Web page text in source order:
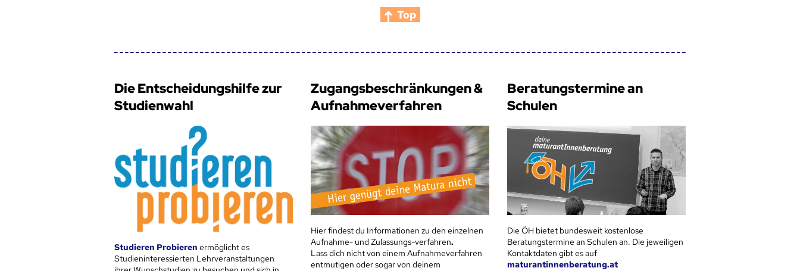
Top
Die Entscheidungshilfe zur
Studienwahl
Studieren Probieren ermöglicht es
Studieninteressierten Lehrveranstaltungen
Zugangsbeschränkungen &
Aufnahmeverfahren
Hier findest du Informationen zu den einzelnen
Aufnahme- und Zulassungs-verfahren.
Lass dich nicht von einem Aufnahmeverfahren
entmutigen oder sogar von deinem
Beratungstermine an
Schulen
Die ÖH bietet bundesweit kostenlose
Beratungstermine an Schulen an. Die jeweiligen
Kontaktdaten gibt es auf
maturantinnenberatung.at